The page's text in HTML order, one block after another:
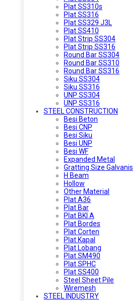
Plat SS310s
Plat SS316
Plat SS329 J3L
Plat SS410
Plat Strip SS304
Plat Strip SS316
Round Bar SS304
Round Bar SS310
Round Bar SS316
Siku SS304
Siku SS316
UNP SS304
UNP SS316
STEEL CONSTRUCTION
Besi Beton
Besi CNP
Besi Siku
Besi UNP
Besi WF
Expanded Metal
Gratting Size Galvanis
H Beam
Hollow
Other Material
Plat A36
Plat Bar
Plat BKI A
Plat Bordes
Plat Corten
Plat Kapal
Plat Lobang
Plat SM490
Plat SPHC
Plat SS400
Steel Sheet Pile
Wiremesh
STEEL INDUSTRY